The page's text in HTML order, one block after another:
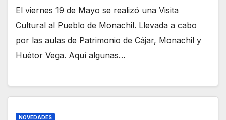
El viernes 19 de Mayo se realizó una Visita
Cultural al Pueblo de Monachil. Llevada a cabo
por las aulas de Patrimonio de Cájar, Monachil y
Huétor Vega. Aquí algunas…
NOVEDADES